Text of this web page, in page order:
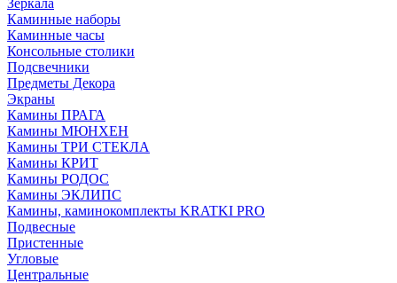
Зеркала
Каминные наборы
Каминные часы
Консольные столики
Подсвечники
Предметы Декора
Экраны
Камины ПРАГА
Камины МЮНХЕН
Камины ТРИ СТЕКЛА
Камины КРИТ
Камины РОДОС
Камины ЭКЛИПС
Камины, каминокомплекты KRATKI PRO
Подвесные
Пристенные
Угловые
Центральные